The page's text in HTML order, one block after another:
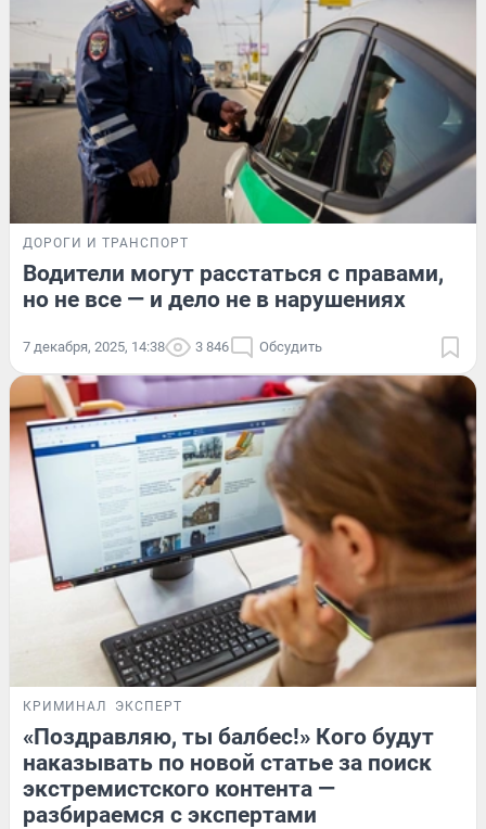
ДОРОГИ И ТРАНСПОРТ
Водители могут расстаться с правами,
но не все — и дело не в нарушениях
7 декабря, 2025, 14:38 3 846 Обсудить
КРИМИНАЛ ЭКСПЕРТ
«Поздравляю, ты балбес!» Кого будут
наказывать по новой статье за поиск
экстремистского контента —
разбираемся с экспертами